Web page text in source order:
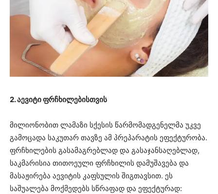
2. აევიტი ფრჩხილებისთვის
მილიონობით ლამაზი სქესის წარმომადგენელმა უკვე
გამოცადა საკუთარ თავზე ამ პრეპარატის ეფექტურობა.
ფრჩხილების გასამაგრებლად და გასაჯანსაღებლად,
საკმარისია თითოეული ფრჩხილის დამუშავება და
მასაჟირება აევიტის კაფსულის შიგთავსით. ეს
საშუალება მოქმედებს სწრაფად და ეფექტურად: